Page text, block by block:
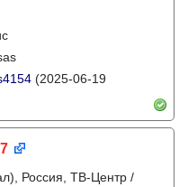
(2025-06-19
Россия, ТВ-Центр /